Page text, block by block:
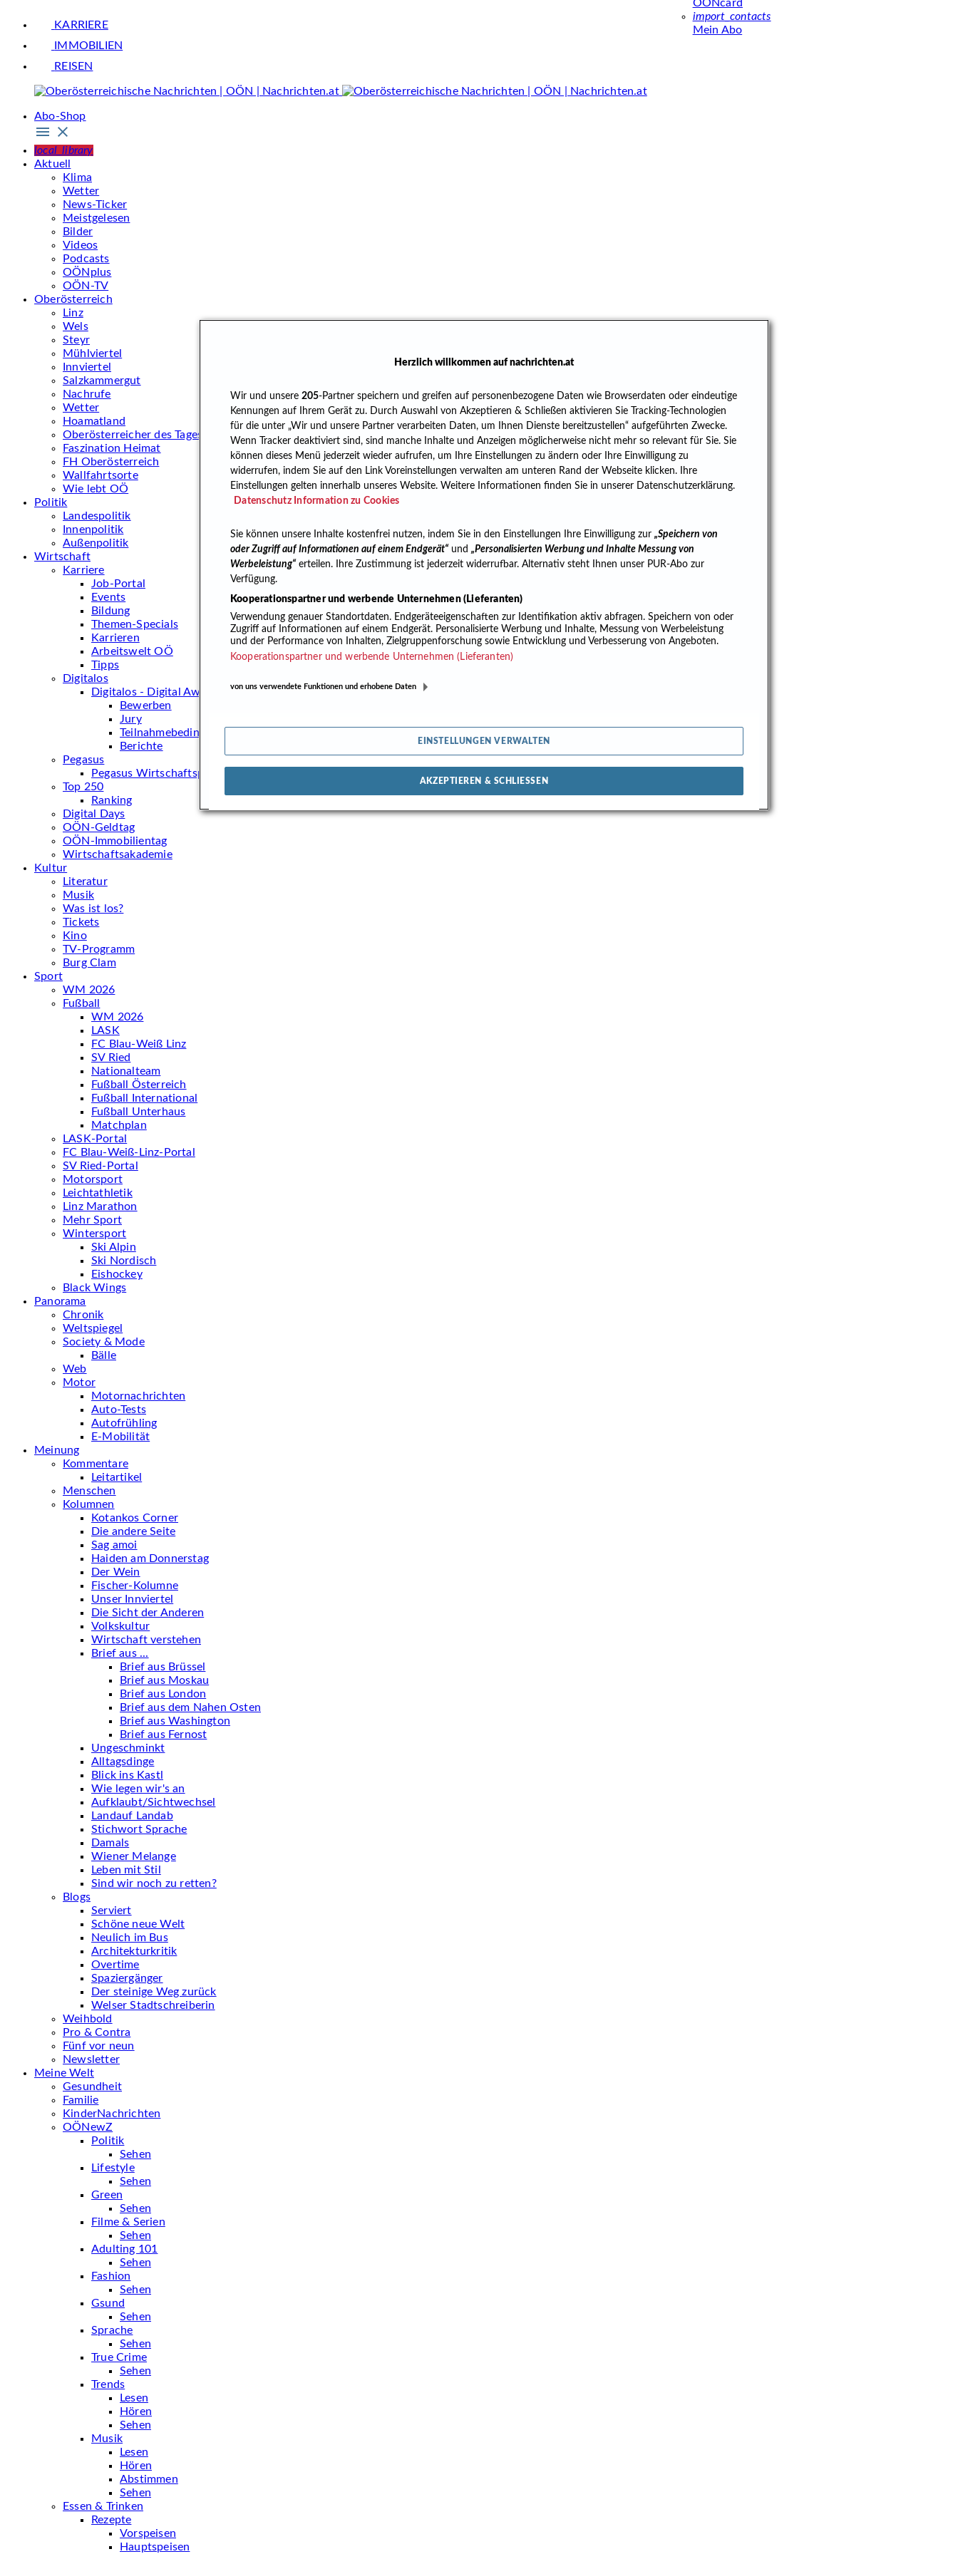
KARRIERE
IMMOBILIEN
REISEN
Abo-Shop
local_library
Aktuell
Klima
Wetter
News-Ticker
Meistgelesen
Bilder
Videos
Podcasts
OÖNplus
OÖN-TV
Oberösterreich
Linz
Wels
Steyr
Mühlviertel
Innviertel
Salzkammergut
Nachrufe
Wetter
Hoamatland
Oberösterreicher des Tages
Faszination Heimat
FH Oberösterreich
Wallfahrtsorte
Wie lebt OÖ
Politik
Landespolitik
Innenpolitik
Außenpolitik
Wirtschaft
Karriere
Job-Portal
Events
Bildung
Themen-Specials
Karrieren
Arbeitswelt OÖ
Tipps
Digitalos
Digitalos - Digital Award
Bewerben
Jury
Teilnahmebedingungen
Berichte
Pegasus
Pegasus Wirtschaftspreis 2026
Top 250
Ranking
Digital Days
OÖN-Geldtag
OÖN-Immobilientag
Wirtschaftsakademie
Kultur
Literatur
Musik
Was ist los?
Tickets
Kino
TV-Programm
Burg Clam
Sport
WM 2026
Fußball
WM 2026
LASK
FC Blau-Weiß Linz
SV Ried
Nationalteam
Fußball Österreich
Fußball International
Fußball Unterhaus
Matchplan
LASK-Portal
FC Blau-Weiß-Linz-Portal
SV Ried-Portal
Motorsport
Leichtathletik
Linz Marathon
Mehr Sport
Wintersport
Ski Alpin
Ski Nordisch
Eishockey
Black Wings
Panorama
Chronik
Weltspiegel
Society & Mode
Bälle
Web
Motor
Motornachrichten
Auto-Tests
Autofrühling
E-Mobilität
Meinung
Kommentare
Leitartikel
Menschen
Kolumnen
Kotankos Corner
Die andere Seite
Sag amoi
Haiden am Donnerstag
Der Wein
Fischer-Kolumne
Unser Innviertel
Die Sicht der Anderen
Volkskultur
Wirtschaft verstehen
Brief aus ...
Brief aus Brüssel
Brief aus Moskau
Brief aus London
Brief aus dem Nahen Osten
Brief aus Washington
Brief aus Fernost
Ungeschminkt
Alltagsdinge
Blick ins Kastl
Wie legen wir's an
Aufklaubt/Sichtwechsel
Landauf Landab
Stichwort Sprache
Damals
Wiener Melange
Leben mit Stil
Sind wir noch zu retten?
Blogs
Serviert
Schöne neue Welt
Neulich im Bus
Architekturkritik
Overtime
Spaziergänger
Der steinige Weg zurück
Welser Stadtschreiberin
Weihbold
Pro & Contra
Fünf vor neun
Newsletter
Meine Welt
Gesundheit
Familie
KinderNachrichten
OÖNewZ
Politik
Sehen
Lifestyle
Sehen
Green
Sehen
Filme & Serien
Sehen
Adulting 101
Sehen
Fashion
Sehen
Gsund
Sehen
Sprache
Sehen
True Crime
Sehen
Trends
Lesen
Hören
Sehen
Musik
Lesen
Hören
Abstimmen
Sehen
Essen & Trinken
Rezepte
Vorspeisen
Hauptspeisen
OÖNcard
import_contacts
Mein Abo
Herzlich willkommen auf nachrichten.at
Wir und unsere 205-Partner speichern und greifen auf personenbezogene Daten wie Browserdaten oder eindeutige
Kennungen auf Ihrem Gerät zu. Durch Auswahl von Akzeptieren & Schließen aktivieren Sie Tracking-Technologien
für die unter „Wir und unsere Partner verarbeiten Daten, um Ihnen Dienste bereitzustellen“ aufgeführten Zwecke.
Wenn Tracker deaktiviert sind, sind manche Inhalte und Anzeigen möglicherweise nicht mehr so relevant für Sie. Sie
können dieses Menü jederzeit wieder aufrufen, um Ihre Einstellungen zu ändern oder Ihre Einwilligung zu
widerrufen, indem Sie auf den Link Voreinstellungen verwalten am unteren Rand der Webseite klicken. Ihre
Einstellungen gelten innerhalb unseres Website. Weitere Informationen finden Sie in unserer Datenschutzerklärung.
Datenschutz Information zu Cookies
Sie können unsere Inhalte kostenfrei nutzen, indem Sie in den Einstellungen Ihre Einwilligung zur „Speichern von
oder Zugriff auf Informationen auf einem Endgerät“ und „Personalisierten Werbung und Inhalte Messung von
Werbeleistung“ erteilen. Ihre Zustimmung ist jederzeit widerrufbar. Alternativ steht Ihnen unser PUR-Abo zur
Verfügung.
Kooperationspartner und werbende Unternehmen (Lieferanten)
Verwendung genauer Standortdaten. Endgeräteeigenschaften zur Identifikation aktiv abfragen. Speichern von oder
Zugriff auf Informationen auf einem Endgerät. Personalisierte Werbung und Inhalte, Messung von Werbeleistung
und der Performance von Inhalten, Zielgruppenforschung sowie Entwicklung und Verbesserung von Angeboten.
Kooperationspartner und werbende Unternehmen (Lieferanten)
von uns verwendete Funktionen und erhobene Daten
EINSTELLUNGEN VERWALTEN
AKZEPTIEREN & SCHLIESSEN